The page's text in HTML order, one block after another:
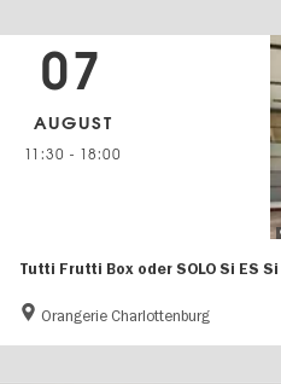
Tutti Frutti Box oder SOLO Si ES Si
Orangerie Charlottenburg
07
AUGUST
11:30 - 18:00